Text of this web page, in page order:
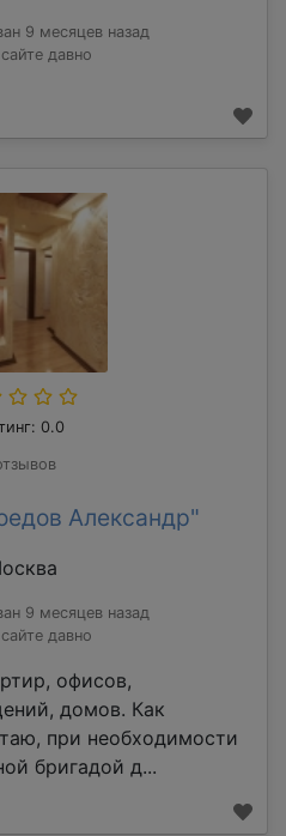
9 месяцев назад
давно
0.0
Александр"
9 месяцев назад
давно
офисов,
домов. Как
при необходимости
бригадой д...